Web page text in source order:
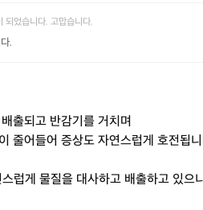
되었습니다. 고맙습니다.
.
출되고 반감기를 거치며
줄어들어 증상도 자연스럽게 호전됩
럽게 물질을 대사하고 배출하고 있으